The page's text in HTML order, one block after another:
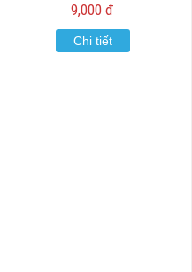
9,000 đ
Chi tiết